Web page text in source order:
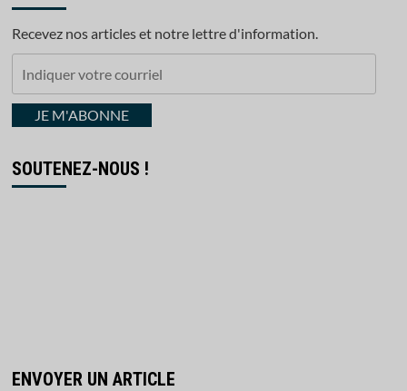
Recevez nos articles et notre lettre d'information.
courrielJE M'ABONNE
SOUTENEZ-NOUS !
ENVOYER UN ARTICLE